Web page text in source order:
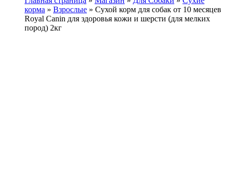
корма » Взрослые » Сухой корм для собак от 10 месяцев
Royal Canin для здоровья кожи и шерсти (для мелких
пород) 2кг